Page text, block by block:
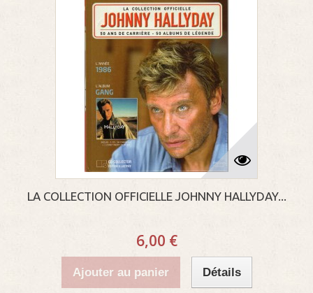
LA COLLECTION OFFICIELLE JOHNNY HALLYDAY...
6,00 €
Ajouter au panier Détails